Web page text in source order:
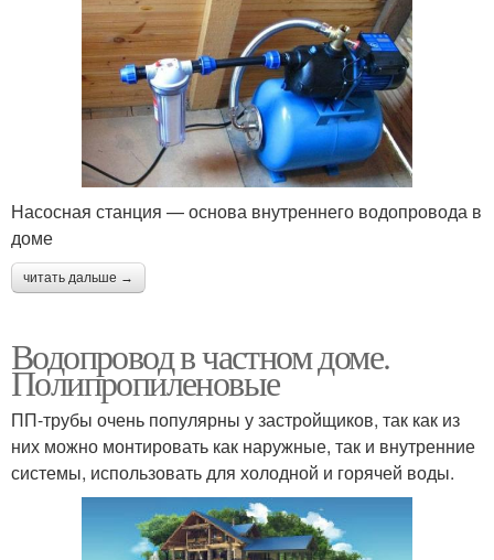
Насосная станция — основа внутреннего водопровода в
доме
читать дальше →
Водопровод в частном доме.
Полипропиленовые
ПП-трубы очень популярны у застройщиков, так как из
них можно монтировать как наружные, так и внутренние
системы, использовать для холодной и горячей воды.